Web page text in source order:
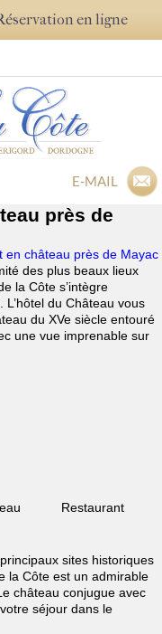
en ligne
E-MAIL
près de
en château près de Mayac
des plus beaux lieux
la Côte s’intègre
du Château vous
du XVe siècle entouré
une vue imprenable sur
Restaurant
principaux sites historiques
la Côte est un admirable
château conjugue avec
séjour dans le